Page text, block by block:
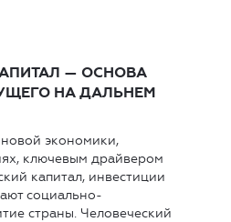
— ОСНОВА
НА ДАЛЬНЕМ
экономики,
ключевым драйвером
капитал, инвестиции
социально-
страны. Человеческий